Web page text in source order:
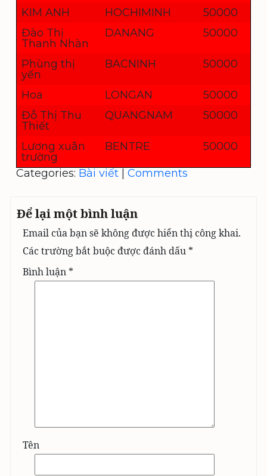
KIM ANH HOCHIMINH
50000
Đào Thị
Thanh Nhàn
DANANG 50000
Phùng thị
yến
BACNINH 50000
Hoa LONGAN
50000
Đỗ Thị Thu
Thiết
QUANGNAM 50000
Lương xuân
trường
BENTRE 50000
Categories: Bài viết Comments
Để lại một bình luận
Email của bạn sẽ không được hiển thị công khai.
Các trường bắt buộc được đánh dấu *
Bình luận *
Tên